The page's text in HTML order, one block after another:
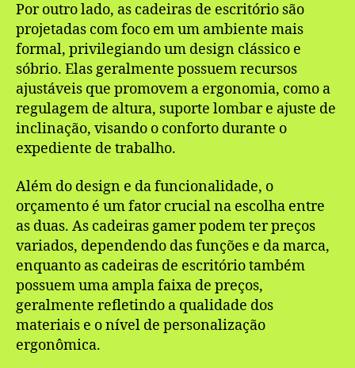
Por outro lado, as cadeiras de escritório são
projetadas com foco em um ambiente mais
formal, privilegiando um design clássico e
sóbrio. Elas geralmente possuem recursos
ajustáveis que promovem a ergonomia, como a
regulagem de altura, suporte lombar e ajuste de
inclinação, visando o conforto durante o
expediente de trabalho.
Além do design e da funcionalidade, o
orçamento é um fator crucial na escolha entre
as duas. As cadeiras gamer podem ter preços
variados, dependendo das funções e da marca,
enquanto as cadeiras de escritório também
possuem uma ampla faixa de preços,
geralmente refletindo a qualidade dos
materiais e o nível de personalização
ergonômica.